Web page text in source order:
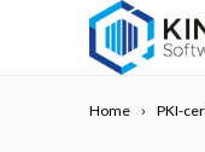
Home PKI-